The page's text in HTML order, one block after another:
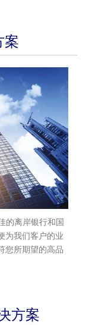
案
的离岸银行和国
为我们客户的业
您所期望的高品
方案